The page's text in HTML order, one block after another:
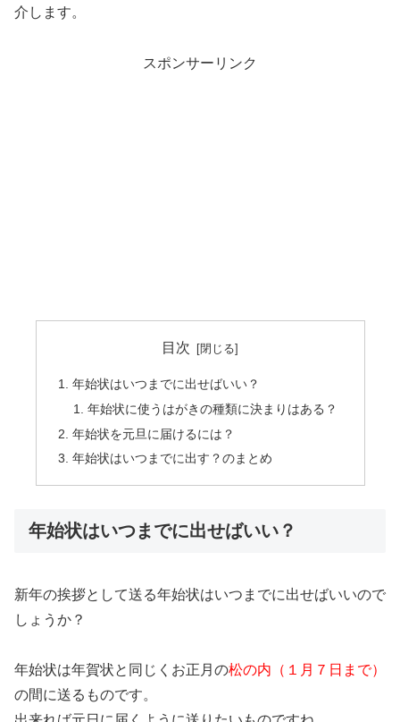
介します。
スポンサーリンク
目次
年始状はいつまでに出せばいい？
年始状に使うはがきの種類に決まりはある？
年始状を元旦に届けるには？
年始状はいつまでに出す？のまとめ
年始状はいつまでに出せばいい？
新年の挨拶として送る年始状はいつまでに出せばいいので
しょうか？
年始状は年賀状と同じくお正月の松の内（１月７日まで）
の間に送るものです。